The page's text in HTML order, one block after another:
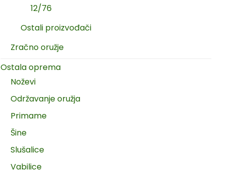
12/76
Ostali proizvođači
Zračno oružje
Ostala oprema
Noževi
Održavanje oružja
Primame
Šine
Slušalice
Vabilice